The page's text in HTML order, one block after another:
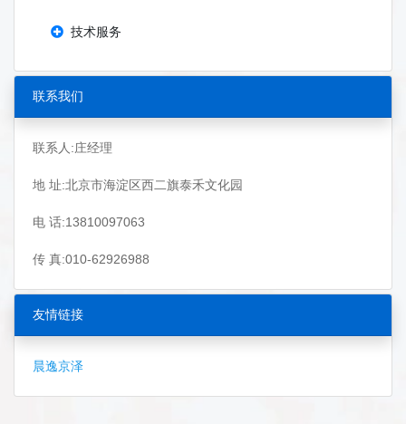
技术服务
联系我们
联系人:庄经理
地 址:北京市海淀区西二旗泰禾文化园
电 话:13810097063
传 真:010-62926988
友情链接
晨逸京泽